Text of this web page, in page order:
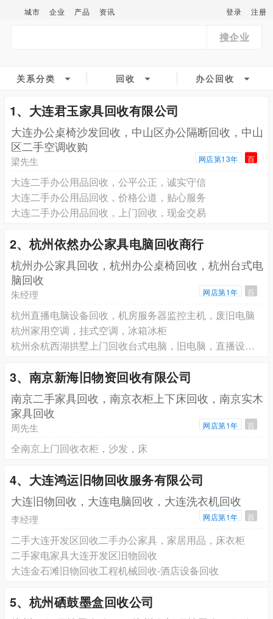
城市 企业 产品 资讯 登录 注册
搜企业
关系分类 回收 办公回收
1、大连君玉家具回收有限公司
大连办公桌椅沙发回收，中山区办公隔断回收，中山
区二手空调收购
梁先生 网店第13年 百
大连二手办公用品回收，公平公正，诚实守信
大连二手办公用品回收，价格公道，贴心服务
大连二手办公用品回收，上门回收，现金交易
2、杭州依然办公家具电脑回收商行
杭州办公家具回收，杭州办公桌椅回收，杭州台式电
脑回收
朱经理 网店第1年 百
杭州直播电脑设备回收，机房服务器监控主机，废旧电脑
杭州家用空调，挂式空调，冰箱冰柜
杭州余杭西湖拱墅上门回收台式电脑，旧电脑，直播设备等
3、南京新海旧物资回收有限公司
南京二手家具回收，南京衣柜上下床回收，南京实木
家具回收
周先生 网店第1年 百
全南京上门回收衣柜，沙发，床
4、大连鸿运旧物回收服务有限公司
大连旧物回收，大连电脑回收，大连洗衣机回收
李经理 网店第1年 百
二手大连开发区回收二手办公家具，家居用品，床衣柜
二手家电家具大连开发区旧物回收
大连金石滩旧物回收工程机械回收-酒店设备回收
5、杭州硒鼓墨盒回收公司